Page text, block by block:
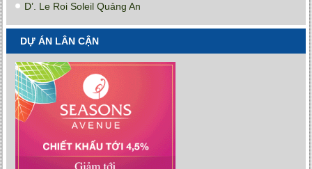
D’. Le Roi Soleil Quảng An
DỰ ÁN LÂN CẬN